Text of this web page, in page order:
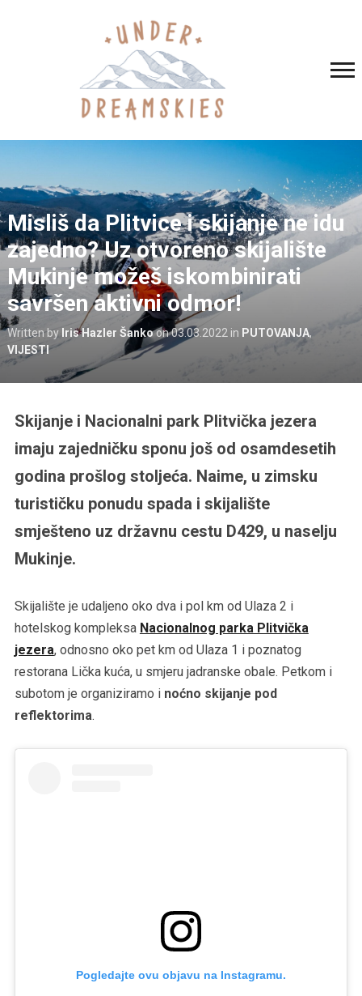
Misliš da Plitvice i skijanje ne idu
zajedno? Uz otvoreno skijalište
Mukinje možeš iskombinirati
savršen aktivni odmor!
Written by Iris Hazler Šankoon03.03.2022 in PUTOVANJA,
VIJESTI
Skijanje i Nacionalni park Plitvička jezera
imaju zajedničku sponu još od osamdesetih
godina prošlog stoljeća. Naime, u zimsku
turističku ponudu spada i skijalište
smješteno uz državnu cestu D429, u naselju
Mukinje.
Skijalište je udaljeno oko dva i pol km od Ulaza 2 i
hotelskog kompleksa Nacionalnog parka Plitvička
jezera, odnosno oko pet km od Ulaza 1 i poznatog
restorana Lička kuća, u smjeru jadranske obale. Petkom i
subotom je organiziramo i noćno skijanje pod
reflektorima.
Pogledajte ovu objavu na Instagramu.